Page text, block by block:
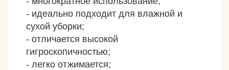
- идеально подходит для влажной и
сухой уборки;
- отличается высокой
гигроскопичностью;
- легко отжимается;